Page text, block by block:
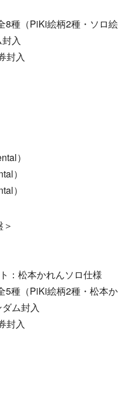
8種（PiKi絵柄2種・ソロ絵
入
封入
）
）
）
：松本かれんソロ仕様
5種（PiKi絵柄2種・松本か
ム封入
封入